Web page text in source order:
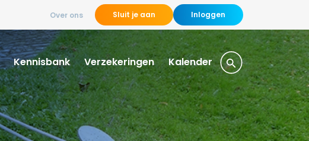
Over ons Sluit je aan Inloggen
Kennisbank Verzekeringen Kalender